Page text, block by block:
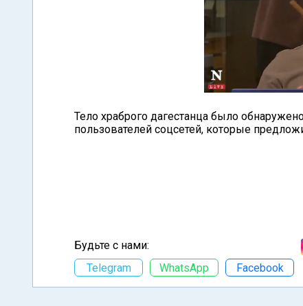
Тело храброго дагестанца было
пользователей соцсетей, которые
Будьте с нами:
Telegram
WhatsApp Facebook